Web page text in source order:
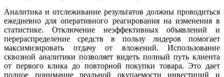
Аналитика и отслеживание результатов должны проводиться
ежедневно для оперативного реагирования на изменения в
статистике. Отключение неэффективных объявлений и
перераспределение средств в пользу лидеров помогает
максимизировать отдачу от вложений. Использование
сквозной аналитики позволяет видеть полный путь клиента
от первого клика до повторной покупки товара. Это дает
полное понимание реальной окупаемости инвестиций и